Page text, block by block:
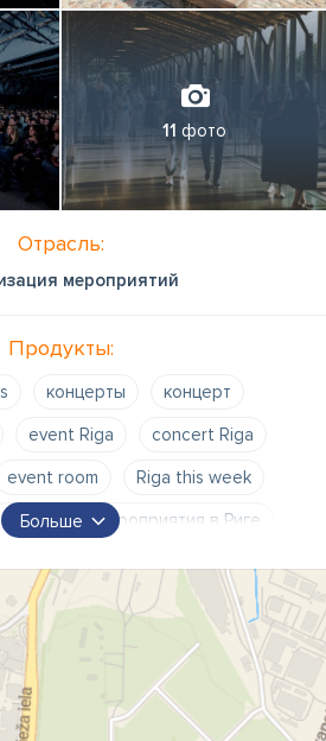
11 фото
Отрасль:
мероприятий
Продукты:
концерты
концерт
event Riga
concert Riga
event room
Riga this week
Hanza
мероприятия в Риге
место развлечений
культура
искусство
конференц-зал
room
Больше